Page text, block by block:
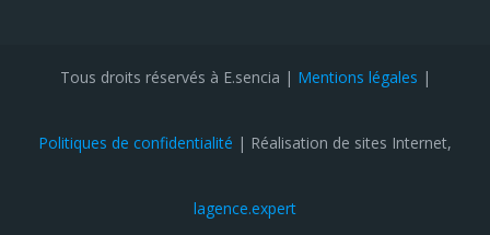
Tous droits réservés à E.sencia | Mentions légales |
Politiques de confidentialité | Réalisation de sites Internet,
lagence.expert